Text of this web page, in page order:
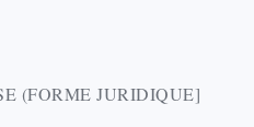
(FORME JURIDIQUE]